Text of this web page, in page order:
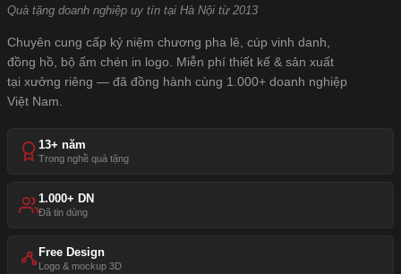
Quà tặng doanh nghiệp uy tín tại Hà Nội từ 2013
Chuyên cung cấp kỷ niệm chương pha lê, cúp vinh danh,
đồng hồ, bộ ấm chén in logo. Miễn phí thiết kế & sản xuất
tại xưởng riêng — đã đồng hành cùng 1.000+ doanh nghiệp
Việt Nam.
13+ năm
Trong nghề quà tặng
1.000+ DN
Đã tin dùng
Free Design
Logo & mockup 3D